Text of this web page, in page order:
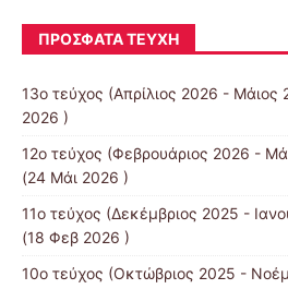
ΠΡΌΣΦΑΤΑ ΤΕΎΧΗ
13o τεύχος (Απρίλιος 2026 - Μάιος
2026 )
12o τεύχος (Φεβρουάριος 2026 -
(24 Μάι 2026 )
11ο τεύχος (Δεκέμβριος 2025 -
(18 Φεβ 2026 )
10o τεύχος (Οκτώβριος 2025 -